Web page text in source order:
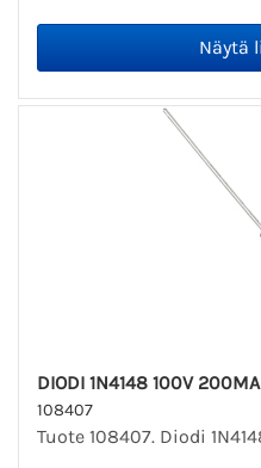
DIODI 1N4148 100V
108407
Tuote 108407. Diodi